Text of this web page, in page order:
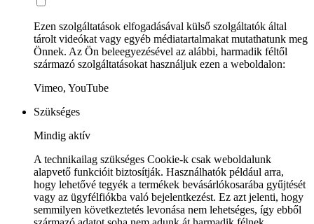
Ezen szolgáltatások elfogadásával külső szolgáltatók által
tárolt videókat vagy egyéb médiatartalmakat mutathatunk meg
Önnek. Az Ön beleegyezésével az alábbi, harmadik féltől
származó szolgáltatásokat használjuk ezen a weboldalon:
Vimeo, YouTube
Szükséges
Mindig aktív
A technikailag szükséges Cookie-k csak weboldalunk
alapvető funkcióit biztosítják. Használhatók például arra,
hogy lehetővé tegyék a termékek bevásárlókosarába gyűjtését
vagy az ügyfélfiókba való bejelentkezést. Ez azt jelenti, hogy
semmilyen következtetés levonása nem lehetséges, így ebből